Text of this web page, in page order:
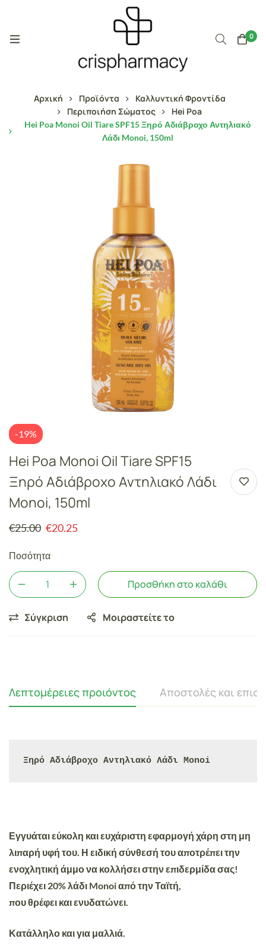
0
Αρχική Προϊόντα
Καλλυντική Φροντίδα
Περιποιήση Σώματος
Hei Poa
Hei Poa Monoi Oil Tiare SPF15 Ξηρό Αδιάβροχο Αντηλιακό
Λάδι Monoi, 150ml
-19%
Hei Poa Monoi Oil Tiare SPF15
Ξηρό Αδιάβροχο Αντηλιακό Λάδι
Monoi, 150ml
€25.00 €20.25
Ποσότητα
Προσθήκη στο καλάθι
Σύγκριση Μοιραστείτε το
Λεπτομέρειες προιόντος Αποστολές και
Ξηρό Αδιάβροχο Αντηλιακό Λάδι Monoi
Εγγυάταιεύκολη καιευχάριστη εφαρμογή χάρη στη μη
λιπαρή υφή του. Η ειδική σύνθεσή του αποτρέπει την
ενοχλητική άμμο να κολλήσει στην επιδερμίδα σας!
Περιέχει 20% λάδι Monoi από την Ταϊτή,
πουθρέφει καιενυδατώνει
Κατάλληλο και για μαλλιά.